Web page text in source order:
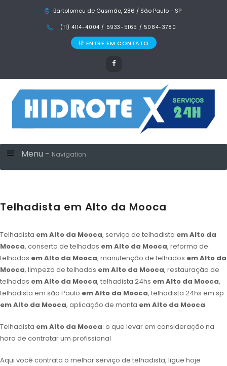
Bartolomeu de Gusmão, 286 / São Paulo - SP
(11) 4114-4004 / 5933-5165 / 5084-3780
ENTRE EM CONTATO
Menu - Navigation
Telhadista em Alto da Mooca
Telhadista em Alto da Mooca, serviço de telhadista em Alto da
Mooca, conserto de telhados em Alto da Mooca, reforma de
telhados em Alto da Mooca, manutenção de telhados em Alto da
Mooca, limpeza de telhados em Alto da Mooca, restauração de
telhados em Alto da Mooca, telhadista 24hs em Alto da Mooca,
telhadista em são Paulo em Alto da Mooca, telhadista 24hs em sp
em Alto da Mooca, aplicação de manta em Alto da Mooca.
Telhadista em Alto da Mooca: o que levar em consideração na
hora de contratar um profissional
Aqui você contrata o melhor serviço de telhadista, ligue hoje